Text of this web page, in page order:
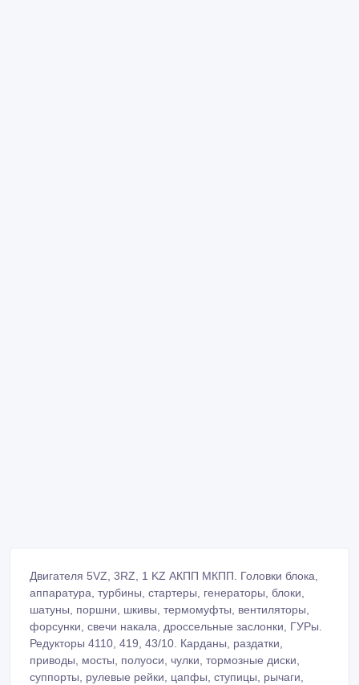
Двигателя 5VZ, 3RZ, 1 KZ АКПП МКПП. Головки блока,
аппаратура, турбины, стартеры, генераторы, блоки,
шатуны, поршни, шкивы, термомуфты, вентиляторы,
форсунки, свечи накала, дроссельные заслонки, ГУРы.
Редукторы 4110, 419, 43/10. Карданы, раздатки,
приводы, мосты, полуоси, чулки, тормозные диски,
суппорты, рулевые рейки, цапфы, ступицы, рычаги,